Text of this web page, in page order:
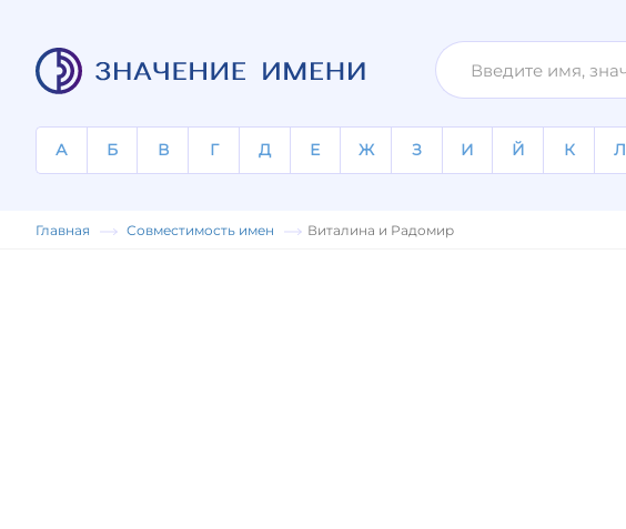
А Б В Г Д Е Ж З И Й К Л
Главная Совместимость имен Виталина и Радомир